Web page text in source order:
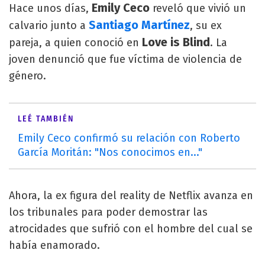
Hace unos días, Emily Ceco reveló que vivió un
calvario junto a Santiago Martínez, su ex
pareja, a quien conoció en Love is Blind. La
joven denunció que fue víctima de violencia de
género.
LEÉ TAMBIÉN
Emily Ceco confirmó su relación con Roberto
García Moritán: "Nos conocimos en..."
Ahora, la ex figura del reality de Netflix avanza en
los tribunales para poder demostrar las
atrocidades que sufrió con el hombre del cual se
había enamorado.